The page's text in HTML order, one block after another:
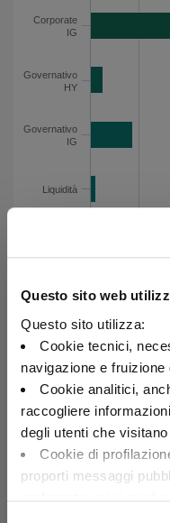
Questo sito web
Questo sito utilizza:
Cookie tecnici,
navigazione e fruizione
Cookie analitici,
raccogliere
degli utenti che
Cookie di
proporti messaggi
Esposizione per tipo
Governativo HY
Governativo IG
Corporate
IG
Governativo
HY
Governativo
IG
Liquidità
Esposizione per paese al
Categoria
Francia
Italia
Stati Uniti d'America
Lussemburgo
Regno Unito
Germania
Francia